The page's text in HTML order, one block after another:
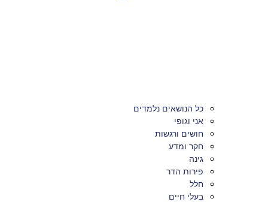
כל הנושאים נלמדים
אני וגופי
חושים ורגשות
חקר ומדע
גינה
פירות הדר
חלל
בעלי חיים